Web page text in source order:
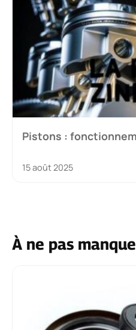
Pistons :
15 août 2025
À ne pas